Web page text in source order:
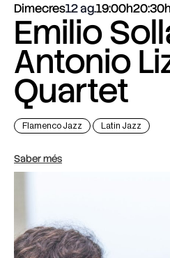
Dimecres12 ag.19:00h20:30h
Emilio
Antonio
Quartet
Flamenco Jazz Latin Jazz
Saber més